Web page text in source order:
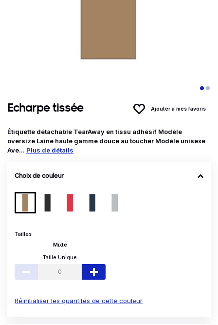
Echarpe tissée Ajouter à mes favoris
Étiquette détachable TearAway en tissu adhésif Modèle
oversize Laine haute gamme douce au toucher Modèle unisexe
Ave... Plus de détails
Choix de couleur
Tailles
Mixte
Taille Unique
Réinitialiser les quantités de cette couleur